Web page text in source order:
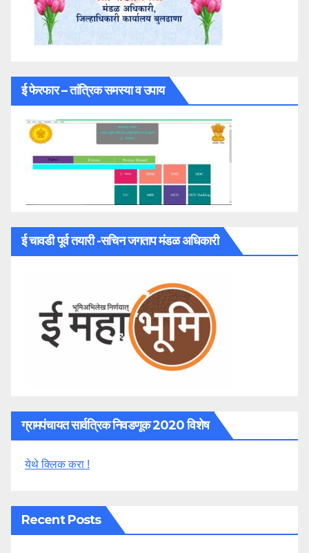
ई फेरफार – तांत्रिक समस्या व उपाय
ई चावडी पूर्व तयारी -सचिन जगताप मंडळ अधिकारी
ग्रामपंचायत सार्वत्रिक निवडणूक 2020 विशेष
येथे क्लिक करा !
Recent Posts